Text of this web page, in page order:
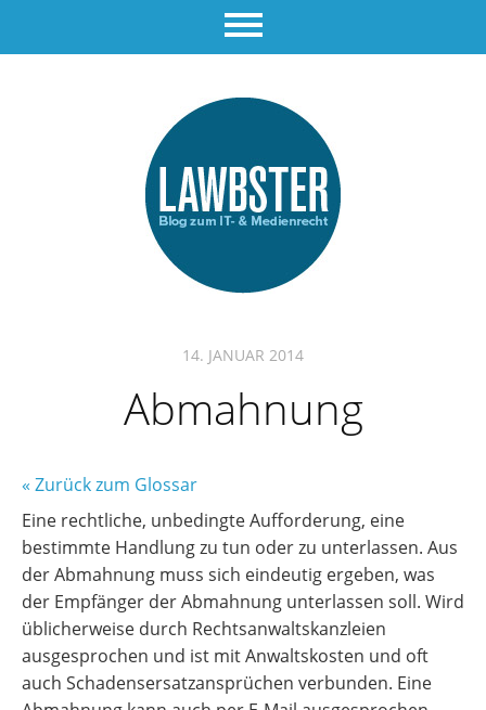
14. JANUAR 2014
Abmahnung
« Zurück zum Glossar
Eine rechtliche, unbedingte Aufforderung, eine
bestimmte Handlung zu tun oder zu unterlassen. Aus
der Abmahnung muss sich eindeutig ergeben, was
der Empfänger der Abmahnung unterlassen soll. Wird
üblicherweise durch Rechtsanwaltskanzleien
ausgesprochen und ist mit Anwaltskosten und oft
auch Schadensersatzansprüchen verbunden. Eine